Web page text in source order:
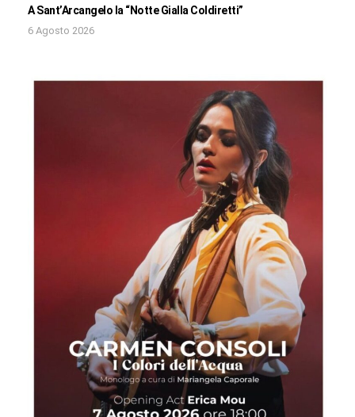
A Sant’Arcangelo la “Notte Gialla Coldiretti”
6 Agosto 2026